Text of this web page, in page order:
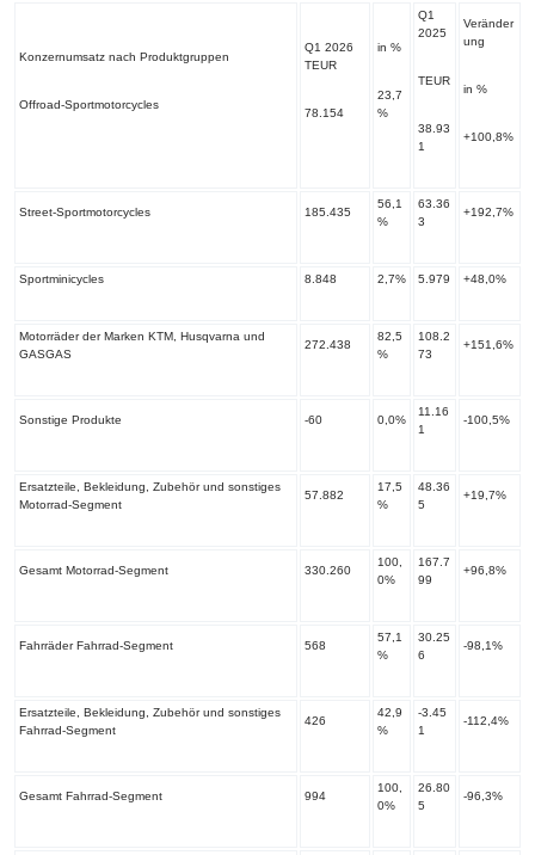
Konzernumsatz nach Produktgruppen
Offroad-Sportmotorcycles
Q1 2026
TEUR
78.154
in %
23,7
%
Q1
2025
TEUR
38.93
1
Veränder
ung
in %
+100,8%
Street-Sportmotorcycles 185.435
56,1
%
63.36
3
+192,7%
Sportminicycles 8.848 2,7% 5.979 +48,0%
Motorräder der Marken KTM, Husqvarna und
GASGAS
272.438
82,5
%
108.2
73
+151,6%
Sonstige Produkte -60 0,0%
11.16
1
-100,5%
Ersatzteile, Bekleidung, Zubehör und sonstiges
Motorrad-Segment
57.882
17,5
%
48.36
5
+19,7%
Gesamt Motorrad-Segment 330.260
100,
0%
167.7
99
+96,8%
Fahrräder Fahrrad-Segment 568
57,1
%
30.25
6
-98,1%
Ersatzteile, Bekleidung, Zubehör und sonstiges
Fahrrad-Segment
426
42,9
%
-3.45
1
-112,4%
Gesamt Fahrrad-Segment 994
100,
0%
26.80
5
-96,3%